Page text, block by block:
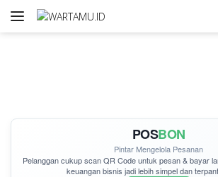
Langsung
POSBON
Pintar Mengelola Pesanan
Pelanggan cukupscan QR Codeuntuk pesan & bayar
keuangan bisnis jadi lebih simpel dan